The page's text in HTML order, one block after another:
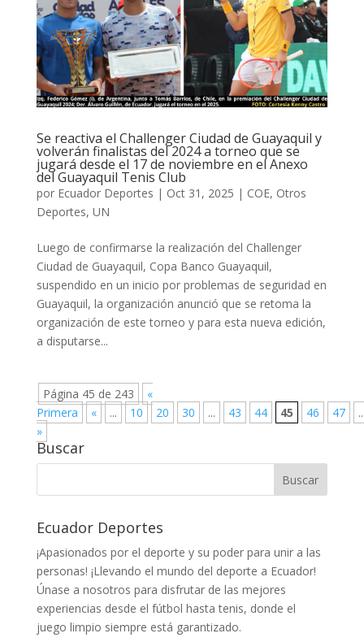
Se reactiva el Challenger Ciudad de Guayaquil y
volverán finalistas del 2024 a torneo que se
jugará desde el 17 de noviembre en el Anexo
del Guayaquil Tenis Club
por Ecuador Deportes | Oct 31, 2025 | COE, Otros
Deportes, UN
Luego de confirmarse la realización del Challenger
Ciudad de Guayaquil, Copa Banco Guayaquil,
suspendido en un inicio por problemas de seguridad en
Guayaquil, la organización anunció que se retoma la
organización de este torneo y para esta nueva edición,
a disputarse...
Página 45 de 243
«
Primera
« ... 10 20 30 ... 43 44 45 46 47
»
Buscar
Ecuador Deportes
¡Apasionados por el deporte y su poder para unir a las
personas! ¡Llevando el mundo del deporte a Ecuador!
Únase a nosotros para disfrutar de las mejores
experiencias desde el fútbol hasta tenis, donde el
juego limpio siempre está garantizado.